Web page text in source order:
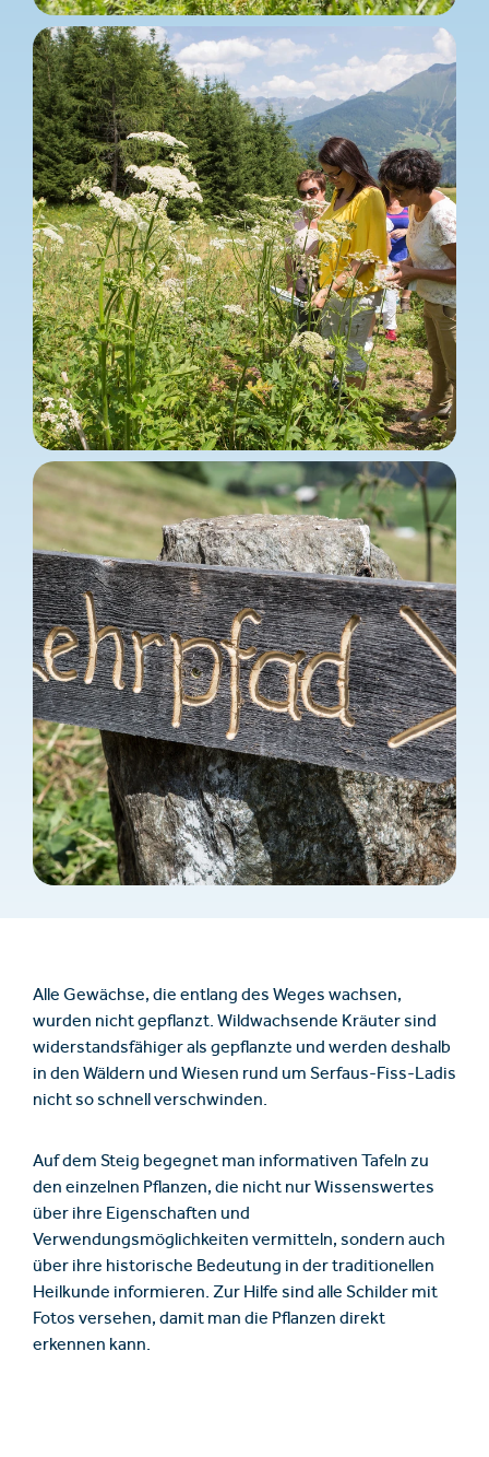
Alle Gewächse, die entlang des Weges wachsen,
wurden nicht gepflanzt. Wildwachsende Kräuter sind
widerstandsfähiger als gepflanzte und werden deshalb
in den Wäldern und Wiesen rund um Serfaus-Fiss-Ladis
nicht so schnell verschwinden.
Auf dem Steig begegnet man informativen Tafeln zu
den einzelnen Pflanzen, die nicht nur Wissenswertes
über ihre Eigenschaften und
Verwendungsmöglichkeiten vermitteln, sondern auch
über ihre historische Bedeutung in der traditionellen
Heilkunde informieren. Zur Hilfe sind alle Schilder mit
Fotos versehen, damit man die Pflanzen direkt
erkennen kann.